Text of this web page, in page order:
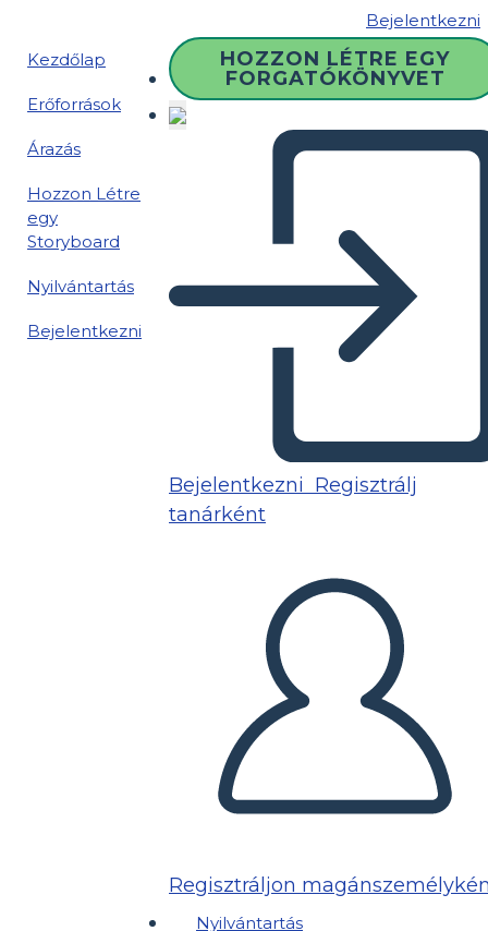
Bejelentkezni
Kezdőlap
Erőforrások
Árazás
Hozzon Létre
egy
Storyboard
Nyilvántartás
Bejelentkezni
HOZZON LÉTRE EGY
FORGATÓKÖNYVET
Bejelentkezni Regisztrálj
tanárként
Regisztráljon
Nyilvántartás